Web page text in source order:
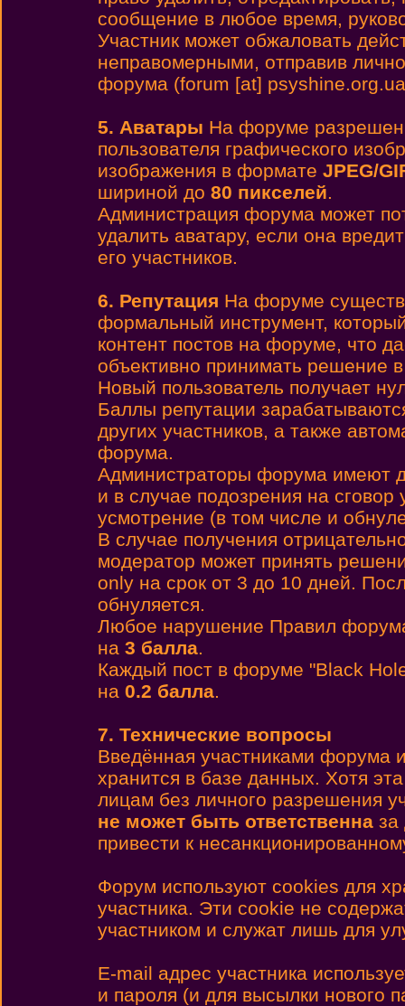
сообщение в любое время,
Участник может обжаловать
неправомерными, отправив
форума (forum [at]
5. Аватары На форуме
пользователя графического
изображения в формате JPEG/
шириной до 80 пикселей.
Администрация форума может
удалить аватару, если она
его участников.
6. Репутация На форуме
формальный инструмент,
контент постов на форуме, что
объективно принимать решение
Новый пользователь получает
Баллы репутации
других участников, а также
форума.
Администраторы форума имеют
и в случае подозрения на
усмотрение (в том числе и
В случае получения
модератор может принять
only на срок от 3 до 10 дней.
обнуляется.
Любое нарушение Правил
на 3 балла.
Каждый пост в форуме "Black
на 0.2 балла.
7. Технические вопросы
Введённая участниками форума
хранится в базе данных. Хотя
лицам без личного разрешения
не может быть ответственна за
привести к
Форум используют cookies для
участника. Эти cookie не
участником и служат лишь для
E-mail адрес участника
и пароля (и для высылки нового